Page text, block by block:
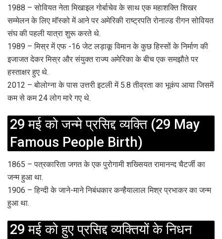
1988 – सोवियत नेता मिखाइल गोर्बाचेव के साथ एक महाशक्ति शिखर
सम्मेलन के लिए मॉस्को में आने पर अमेरिकी राष्ट्रपति रोनाल्ड रीगन सोवियत
संघ की पहली यात्रा शुरू करते थे.
1989 – मिस्र में एफ -16 जेट लड़ाकू विमान के कुछ हिस्सों के निर्माण की
इजाजत देकर मिस्र और संयुक्त राज्य अमेरिका के बीच एक समझौते पर
हस्ताक्षर हुए थे.
2012 – बोलोग्ना के पास उत्तरी इटली में 5.8 तीव्रता का भूकंप आया जिसमें
कम से कम 24 लोग मारे गए थे.
29 मई को जन्मे प्रसिद्द व्यक्ति (29 May
Famous People Birth)
1865 – पत्रकारिता जगत के एक पुरोगामी शख्सियत रामानन्द चैटर्जी का
जन्म हुआ था.
1906 – हिन्दी के जाने-माने निबंधकार कन्हैयालाल मिश्र प्रभाकर का जन्म
हुआ था.
29 मई को हुए प्रसिद्द व्यक्तियों के निधन